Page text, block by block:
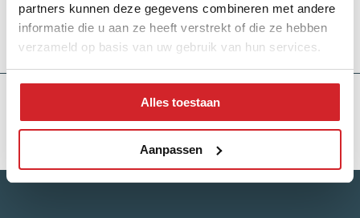
partners kunnen deze gegevens combineren met andere
informatie die u aan ze heeft verstrekt of die ze hebben
verzameld op basis van uw gebruik van hun services.
Alles toestaan
Aanpassen
verder:
Lees meer